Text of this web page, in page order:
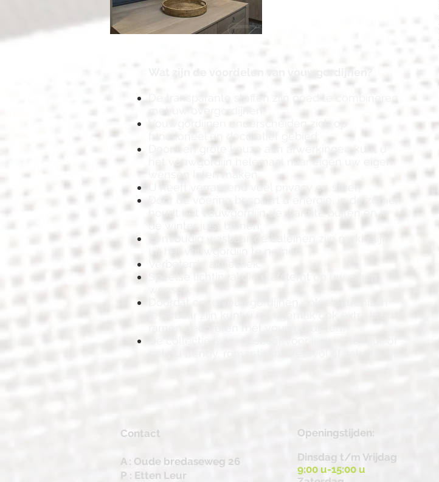
Wat zijn de voordelen van vouwgordijnen?
De transparante stoffen zijn goed te combineren
met uw overgordijnen;
Vouwgordijnen onderscheiden zich op
functioneel en decoratief gebied;
Door een grote keuze aan afwerkingen kunt u
het vouwgordijn helemaal naar eigen uw eigen
U heeft verrassend veel privacy en sfeer;
Door de voering bespaart u energie, in de zomer
houdt het vouwgordijn de warmte buiten en in
de winter juist binnen;
Eenvoudig wasbaar, de baleinen zijn makkelijk
uit het vouwgordijn te nemen;
Verbeterde akoestiek;
Speelse lichtinval die u afstemt op uw eigen
wensen;
Doordat onze vouwgordijnen ook elektronisch
leverbaar zijn kunt u met gemak ook extra brede
Contact
A : Oude bredaseweg 26
P : Etten Leur
Openingstijden:
Dinsdag t/m Vrijdag
9:00 u-15:00 u